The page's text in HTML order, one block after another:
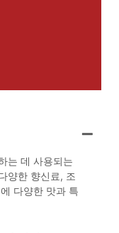
는 데 사용되는
양한 향신료, 조
다양한 맛과 특